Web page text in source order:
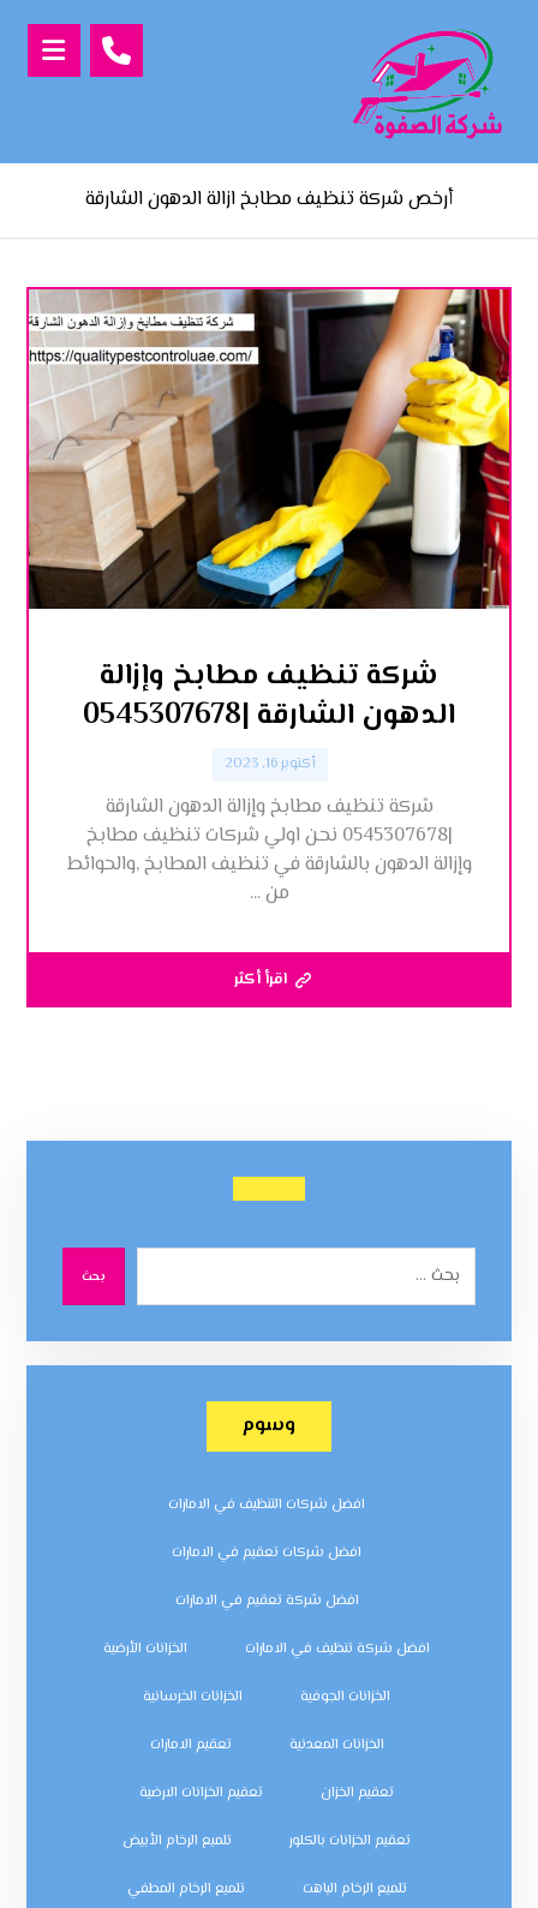
أرخص شركة تنظيف مطابخ ازالة الدهون الشارقة
شركة تنظيف مطابخ وإزالة
الدهون الشارقة |0545307678
أكتوبر 16, 2023
شركة تنظيف مطابخ وإزالة الدهون الشارقة
|0545307678 نحن اولي شركات تنظيف مطابخ
وإزالة الدهون بالشارقة في تنظيف المطابخ ,والحوائط
من ...
اقرأ أكثر
بحث
وسوم
افضل شركات التنظيف في الامارات
افضل شركات تعقيم في الامارات
افضل شركة تعقيم في الامارات
افضل شركة تنظيف في الامارات الخزانات الأرضية
الخزانات الجوفية الخزانات الخرسانية
الخزانات المعدنية تعقيم الامارات
تعقيم الخزان تعقيم الخزانات الارضية
تعقيم الخزانات بالكلور تلميع الرخام الأبيض
تلميع الرخام الباهت تلميع الرخام المطفي